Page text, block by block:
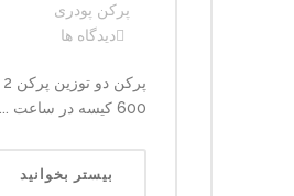
پرکن پودری
دیدگاه ها
600 کیسه در ساعت ...
بیستر بخوانید